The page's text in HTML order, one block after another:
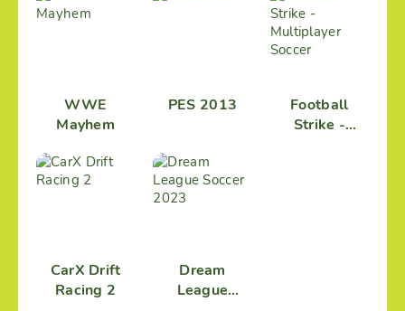
WWE
Mayhem
PES 2013
Football
Strike -
CarX Drift
Racing 2
Dream
League